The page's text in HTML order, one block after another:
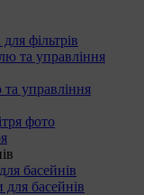
фільтрів
управління
басейнів
басейнів